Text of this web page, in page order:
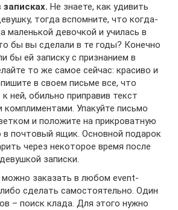
Не знаете, как удивить
тогда вспомните, что когда-
маленькой девочкой и училась в
бы вы сделали в те годы? Конечно
бы ей записку с признанием в
то же самое сейчас: красиво и
в своем письме все, что
к ней, обильно приправив текст
комплиментами. Упакуйте письмо
и положите на прикроватную
в почтовый ящик. Основной подарок
через некоторое время после
записки.
можно заказать в любом event-
либо сделать самостоятельно. Один
– поиск клада. Для этого нужно